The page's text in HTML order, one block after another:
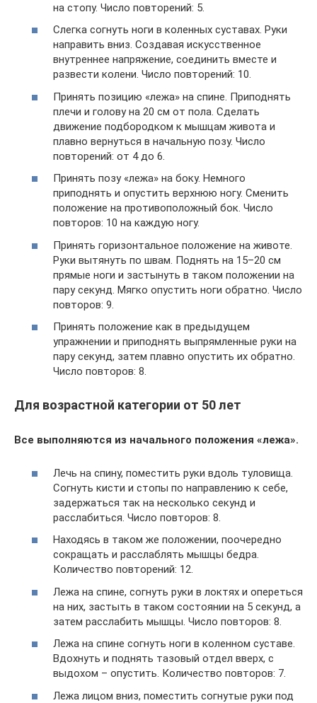
на стопу. Число повторений: 5.
Слегка согнуть ноги в коленных суставах. Руки
направить вниз. Создавая искусственное
внутреннее напряжение, соединить вместе и
развести колени. Число повторений: 10.
Принять позицию «лежа» на спине. Приподнять
плечи и голову на 20 см от пола. Сделать
движение подбородком к мышцам живота и
плавно вернуться в начальную позу. Число
повторений: от 4 до 6.
Принять позу «лежа» на боку. Немного
приподнять и опустить верхнюю ногу. Сменить
положение на противоположный бок. Число
повторов: 10 на каждую ногу.
Принять горизонтальное положение на животе.
Руки вытянуть по швам. Поднять на 15–20 см
прямые ноги и застынуть в таком положении на
пару секунд. Мягко опустить ноги обратно. Число
повторов: 9.
Принять положение как в предыдущем
упражнении и приподнять выпрямленные руки на
пару секунд, затем плавно опустить их обратно.
Число повторов: 8.
Для возрастной категории от 50 лет
Все выполняются из начального положения «лежа».
Лечь на спину, поместить руки вдоль туловища.
Согнуть кисти и стопы по направлению к себе,
задержаться так на несколько секунд и
расслабиться. Число повторов: 8.
Находясь в таком же положении, поочередно
сокращать и расслаблять мышцы бедра.
Количество повторений: 12.
Лежа на спине, согнуть руки в локтях и опереться
на них, застыть в таком состоянии на 5 секунд, а
затем расслабить мышцы. Число повторов: 8.
Лежа на спине согнуть ноги в коленном суставе.
Вдохнуть и поднять тазовый отдел вверх, с
выдохом – опустить. Количество повторов: 7.
Лежа лицом вниз, поместить согнутые руки под